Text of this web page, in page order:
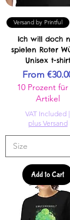
Versand by Printful
Ich will doch
spielen Roter
Unisex t-shirt
From
Sale Price
10 Prozent für
Artikel
VAT Included |
plus Versand
Add to Cart